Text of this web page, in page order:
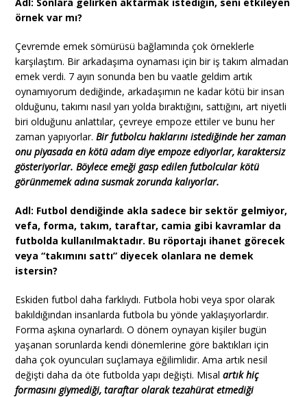
örnek var mı?
Çevremde emek sömürüsü bağlamında çok örneklerle
karşılaştım. Bir arkadaşıma oynaması için bir iş takım almadan
emek verdi. 7 ayın sonunda ben bu vaatle geldim artık
oynamıyorum dediğinde, arkadaşımın ne kadar kötü bir insan
olduğunu, takımı nasıl yarı yolda bıraktığını, sattığını, art niyetli
biri olduğunu anlattılar, çevreye empoze ettiler ve bunu her
zaman yapıyorlar. Bir futbolcu haklarını istediğinde her zaman
onu piyasada en kötü adam diye empoze ediyorlar, karaktersiz
gösteriyorlar. Böylece emeği gasp edilen futbolcular kötü
görünmemek adına susmak zorunda kalıyorlar.
Adl: Futbol dendiğinde akla sadece bir sektör gelmiyor,
vefa, forma, takım, taraftar, camia gibi kavramlar da
futbolda kullanılmaktadır. Bu röportajı ihanet görecek
veya “takımını sattı” diyecek olanlara ne demek
istersin?
Eskiden futbol daha farklıydı. Futbola hobi veya spor olarak
bakıldığından insanlarda futbola bu yönde yaklaşıyorlardır.
Forma aşkına oynarlardı. O dönem oynayan kişiler bugün
yaşanan sorunlarda kendi dönemlerine göre baktıkları için
daha çok oyuncuları suçlamaya eğilimlidir. Ama artık nesil
değişti daha da öte futbolda yapı değişti. Misal artık hiç
formasını giymediği, taraftar olarak tezahürat etmediği